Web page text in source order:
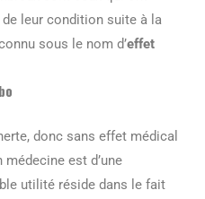
leur condition suite à la
sous le nom d’effet
donc sans effet médical
est d’une
utilité réside dans le fait